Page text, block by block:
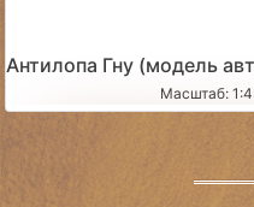
Антилопа Гну (модель
Масштаб: